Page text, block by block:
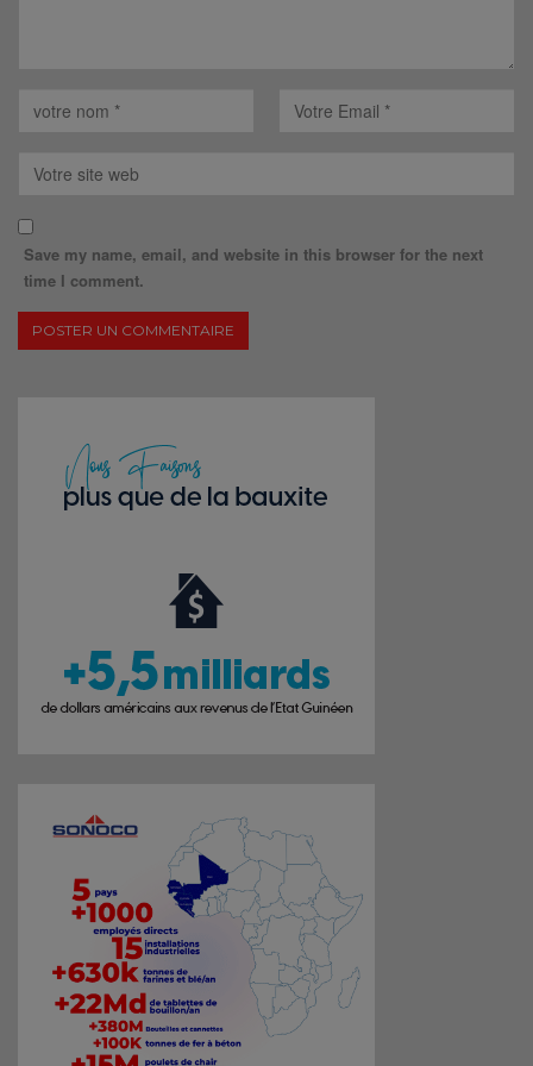
Save my name, email, and website in this browser for the next
time I comment.